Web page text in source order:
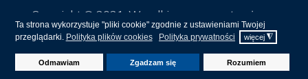
Ta strona wykorzystuje "pliki cookie" zgodnie z ustawieniami Twojej
przeglądarki. Polityka plików cookies Polityka prywatności więcej ◮
Odmawiam Zgadzam się Rozumiem
Copyright © 2021. Wszelkie prawa zastrzeżone.
Projekt i realizacja